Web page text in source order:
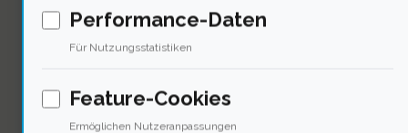
Performance-Daten
Für Nutzungsstatistiken
Feature-Cookies
Ermöglichen Nutzeranpassungen